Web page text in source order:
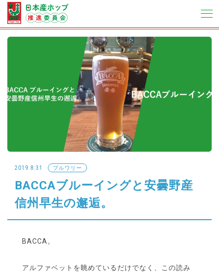
2019.8.31 ブルワリー
BACCAブルーイングと安曇野産
信州早生の邂逅。
BACCA。
アルファベットを眺めているだけでなく、この読み